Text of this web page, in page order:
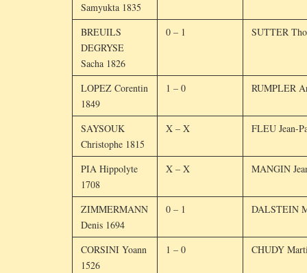
Samyukta 1835
BREUILS
DEGRYSE
Sacha 1826
0 – 1 SUTTER
LOPEZ Corentin
1849
1 – 0 RUMPLER
SAYSOUK
Christophe 1815
X – X FLEU Jean-
PIA Hippolyte
1708
X – X MANGIN
ZIMMERMANN
Denis 1694
0 – 1 DALSTEIN
CORSINI Yoann
1526
1 – 0 CHUDY